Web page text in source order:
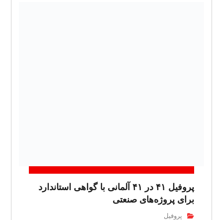
پروفیل ۴۱ در ۴۱ آلمانی با گواهی استاندارد
برای پروژه‌های صنعتی
پروفیل